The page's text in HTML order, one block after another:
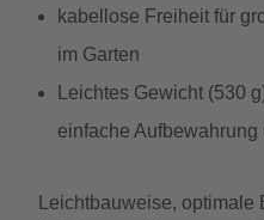
kabellose Freiheit für
im Garten
Leichtes Gewicht (530
einfache
Leichtbauweise,